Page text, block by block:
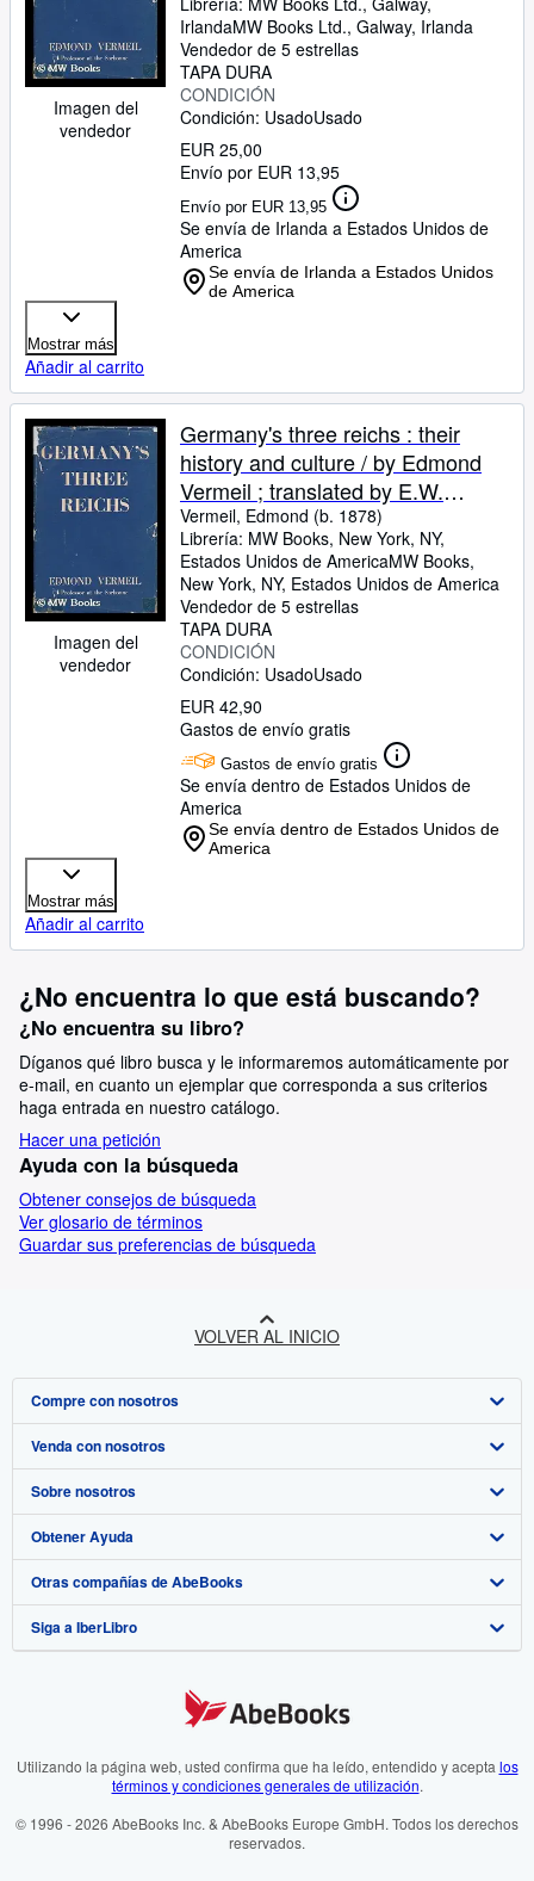
Imagen del
vendedor
IrlandaMW Books Ltd., Galway, Irlanda
Vendedor de 5 estrellas
TAPA DURA
CONDICIÓN
Condición: UsadoUsado
EUR 25,00
Envío por EUR 13,95
Envío por EUR 13,95
Se envía de Irlanda a Estados Unidos de
America
Se envía de Irlanda a Estados Unidos
de America
Mostrar más
Añadir al carrito
Imagen del
vendedor
Germany's three reichs : their
history and culture / by Edmond
Vermeil ; translated by E.W.
Dickes
Vermeil, Edmond (b. 1878)
Librería: MW Books, New York, NY,
Estados Unidos de AmericaMW Books,
New York, NY, Estados Unidos de America
Vendedor de 5 estrellas
TAPA DURA
CONDICIÓN
Condición: UsadoUsado
EUR 42,90
Gastos de envío gratis
Gastos de envío gratis
Se envía dentro de Estados Unidos de
America
Se envía dentro de Estados Unidos de
America
Mostrar más
Añadir al carrito
¿No encuentra lo que está buscando?
¿No encuentra su libro?
Díganos qué libro busca y le informaremos automáticamente por
e-mail, en cuanto un ejemplar que corresponda a sus criterios
haga entrada en nuestro catálogo.
Hacer una petición
Ayuda con la búsqueda
Obtener consejos de búsqueda
Ver glosario de términos
Guardar sus preferencias de búsqueda
VOLVER AL INICIO
Compre con nosotros
Búsqueda avanzada
Colecciones
Mi cuenta
Mis pedidos
Ver carrito
Venda con nosotros
Comenzar a vender
Únase a nuestro programa de afiliados
Recomiende un vendedor
Sobre nosotros
Sobre IberLibro
Medios
Empleo
Preferencias de cookies
Aviso de cookies
Obtener Ayuda
Preguntas frecuentes y guías
Atención al Cliente
Otras compañías de AbeBooks
AbeBooks.com
AbeBooks.fr
Siga a IberLibro
Utilizando la página web, usted confirma que ha leído, entendido y acepta los
términos y condiciones generales de utilización.
© 1996 - 2026 AbeBooks Inc. & AbeBooks Europe GmbH. Todos los derechos
reservados.